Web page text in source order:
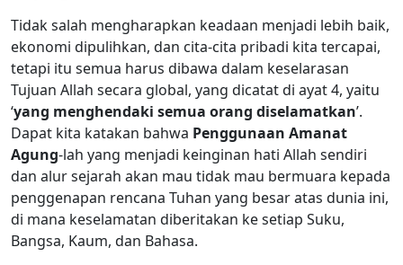
Tidak salah mengharapkan keadaan menjadi lebih baik,
ekonomi dipulihkan, dan cita-cita pribadi kita tercapai,
tetapi itu semua harus dibawa dalam keselarasan
Tujuan Allah secara global, yang dicatat di ayat 4, yaitu
‘yang menghendaki semua orang diselamatkan’.
Dapat kita katakan bahwa Penggunaan Amanat
Agung-lah yang menjadi keinginan hati Allah sendiri
dan alur sejarah akan mau tidak mau bermuara kepada
penggenapan rencana Tuhan yang besar atas dunia ini,
di mana keselamatan diberitakan ke setiap Suku,
Bangsa, Kaum, dan Bahasa.